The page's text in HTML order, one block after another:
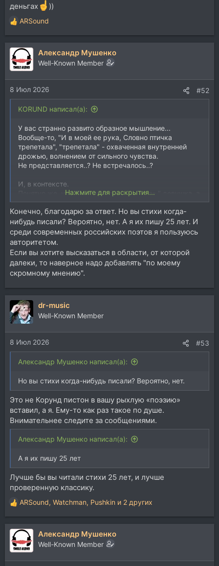
деньгах
))
Р
е
а
ц
и
и
:
ARSound
Александр Мушенко
Well-Known Member
8 Июл 2026 #52
KORUND написал(а):
У вас странно развито образное мышление...
Вообще-то, "И в моей ее рука, Словно птичка
трепетала", "трепетала" - охваченная внутренней
дрожью, волнением от сильного чувства.
Не представляется..? Не встречалось..?
И, в контексте.
Понятно же, что "Повторяла мне: «Пока»." девушка, а
не рука.
Или непонятно? Или остра потребность,
надругавшись над логикой, докопаться до знака
препинания?
Уже как-то говорил вам - вы просто не в состоянии
верно прочесть простые, доступные строки
Нажмите для раскрытия...
Конечно, благодарю за ответ. Но вы стихи когда-
нибудь писали? Вероятно, нет. А я их пишу 25 лет. И
среди современных российских поэтов я пользуюсь
авторитетом.
Если вы хотите высказаться в области, от которой
далеки, то наверное надо добавлять "по моему
скромному мнению".
dr-music
Well-Known Member
8 Июл 2026 #53
Александр Мушенко написал(а):
Но вы стихи когда-нибудь писали? Вероятно, нет.
Это не Корунд пистон в вашу рыхлую «поэзию»
вставил, а я. Ему-то как раз такое по душе.
Внимательнее следите за сообщениями.
Александр Мушенко написал(а):
А я их пишу 25 лет
Лучше бы вы читали стихи 25 лет, и лучше
проверенную классику.
Р
е
а
ц
и
и
ARSound, Watchman, Pushkin и 2 других
Александр Мушенко
Well-Known Member